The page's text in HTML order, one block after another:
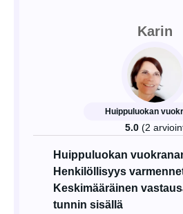
Karin
Huippuluokan
5.0 (2
Huippuluokan
Henkilöllisyys
Keskimääräinen
tunnin sisällä